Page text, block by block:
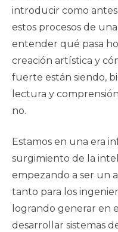
introducir como
estos procesos de
entender qué pasa
creación artística y
fuerte están siendo,
lectura y
no.
Estamos en una era
surgimiento de la
empezando a ser un
tanto para los
logrando generar en
desarrollar sistemas